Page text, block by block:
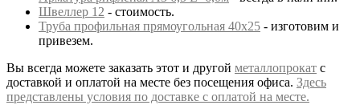
Швеллер 12 - стоимость.
Труба профильная прямоугольная 40х25 - изготовим и
привезем.
Вы всегда можете заказать этот и другой металлопрокат с
доставкой и оплатой на месте без посещения офиса. Здесь
представлены условия по доставке с оплатой на месте.